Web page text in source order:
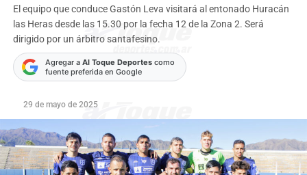
El equipo que conduce Gastón Leva visitará al entonado Huracán
las Heras desde las 15.30 por la fecha 12 de la Zona 2. Será
dirigido por un árbitro santafesino.
Agregar a Al Toque Deportescomo
fuente preferida en Google
29 de mayo de 2025